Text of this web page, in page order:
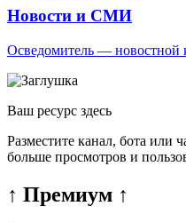
Новости и СМИ
Осведомитель — новостной
Ваш ресурс здесь
Разместите канал, бота или
больше просмотров и
↑ Премиум ↑